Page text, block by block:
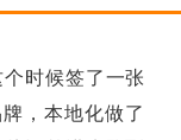
时候签了一张
，本地化做了